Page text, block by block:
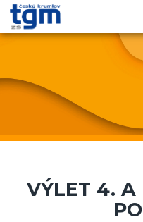
VÝLET 4. A